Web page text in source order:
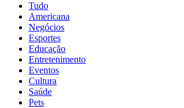
Tudo
Americana
Negócios
Esportes
Educação
Entretenimento
Eventos
Cultura
Saúde
Pets